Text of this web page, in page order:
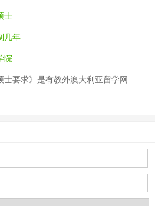
士
几年
院
士要求》是有教外澳大利亚留学网